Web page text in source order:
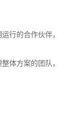
行的合作伙伴，
体方案的团队，